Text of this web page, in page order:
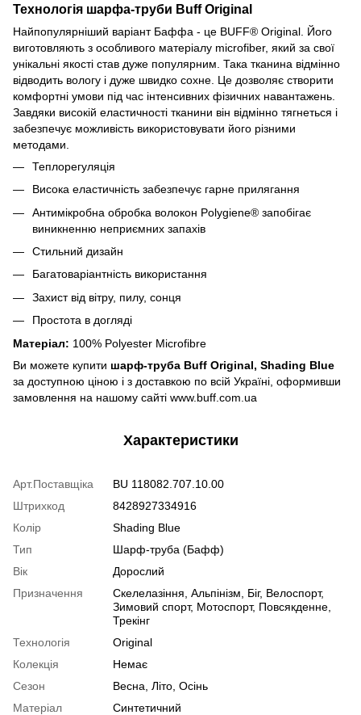
Технологія шарфа-труби Buff Original
Найпопулярніший варіант Баффа - це BUFF® Original. Його
виготовляють з особливого матеріалу microfiber, який за свої
унікальні якості став дуже популярним. Така тканина відмінно
відводить вологу і дуже швидко сохне. Це дозволяє створити
комфортні умови під час інтенсивних фізичних навантажень.
Завдяки високій еластичності тканини він відмінно тягнеться і
забезпечує можливість використовувати його різними
методами.
Теплорегуляція
Висока еластичність забезпечує гарне прилягання
Антимікробна обробка волокон Polygiene® запобігає
виникненню неприємних запахів
Стильний дизайн
Багатоваріантність використання
Захист від вітру, пилу, сонця
Простота в догляді
Матеріал: 100% Polyester Microfibre
Ви можете купити шарф-труба Buff Original, Shading Blue
за доступною ціною і з доставкою по всій Україні, оформивши
замовлення на нашому сайті www.buff.com.ua
Характеристики
Арт.Поставщіка
BU 118082.707.10.00
Штрихкод
8428927334916
Колір
Shading Blue
Тип
Шарф-труба (Бафф)
Вік
Дорослий
Призначення
Скелелазіння, Альпінізм, Біг, Велоспорт,
Зимовий спорт, Мотоспорт, Повсякденне,
Трекінг
Технологія
Original
Колекція
Немає
Сезон
Весна, Літо, Осінь
Матеріал
Синтетичний